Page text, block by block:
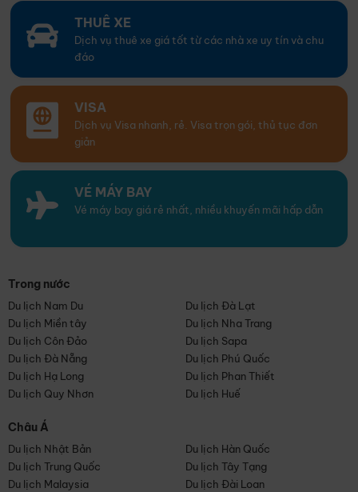
THUÊ XE
Dịch vụ thuê xe giá tốt từ các nhà xe uy tín và chu
đáo
VISA
Dịch vụ Visa nhanh, rẻ. Visa trọn gói, thủ tục đơn
giản
VÉ MÁY BAY
Vé máy bay giá rẻ nhất, nhiều khuyến mãi hấp dẫn
Trong nước
Du lịch Nam Du
Du lịch Đà Lạt
Du lịch Miền tây
Du lịch Nha Trang
Du lịch Côn Đảo
Du lịch Sapa
Du lịch Đà Nẵng
Du lịch Phú Quốc
Du lịch Hạ Long
Du lịch Phan Thiết
Du lịch Quy Nhơn
Du lịch Huế
Châu Á
Du lịch Nhật Bản
Du lịch Hàn Quốc
Du lịch Trung Quốc
Du lịch Tây Tạng
Du lịch Malaysia
Du lịch Đài Loan